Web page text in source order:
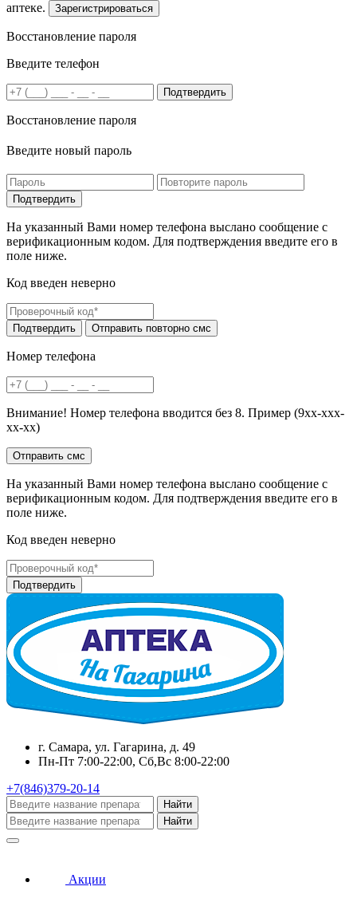
аптеке.
Зарегистрироваться
Восстановление пароля
Введите телефон
Подтвердить
Восстановление пароля
Введите новый пароль
На указанный Вами номер телефона выслано сообщение с
верификационным кодом. Для подтверждения введите его в
поле ниже.
Код введен неверно
Номер телефона
Внимание! Номер телефона вводится без 8. Пример (9хх-ххх-
хх-хх)
На указанный Вами номер телефона выслано сообщение с
верификационным кодом. Для подтверждения введите его в
поле ниже.
Код введен неверно
г. Самара, ул. Гагарина, д. 49
Пн-Пт 7:00-22:00, Сб,Вс 8:00-22:00
+7(846)379-20-14
Найти
Найти
Акции